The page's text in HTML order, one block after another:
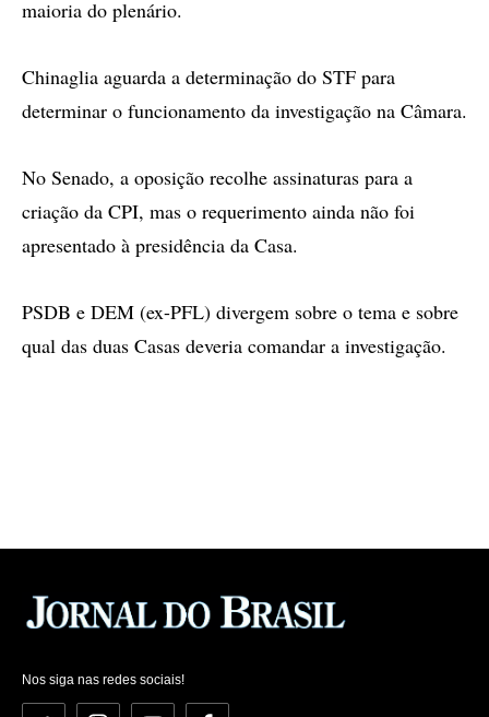
maioria do plenário.
Chinaglia aguarda a determinação do STF para
determinar o funcionamento da investigação na Câmara.
No Senado, a oposição recolhe assinaturas para a
criação da CPI, mas o requerimento ainda não foi
apresentado à presidência da Casa.
PSDB e DEM (ex-PFL) divergem sobre o tema e sobre
qual das duas Casas deveria comandar a investigação.
Nos siga nas redes sociais!